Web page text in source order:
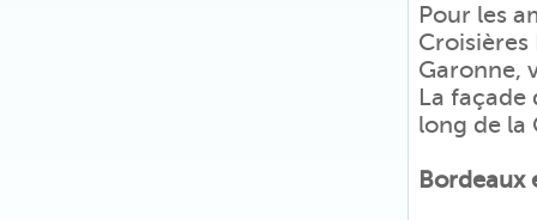
Pour les
Croisières
Garonne,
La façade
long de la
Bordeaux